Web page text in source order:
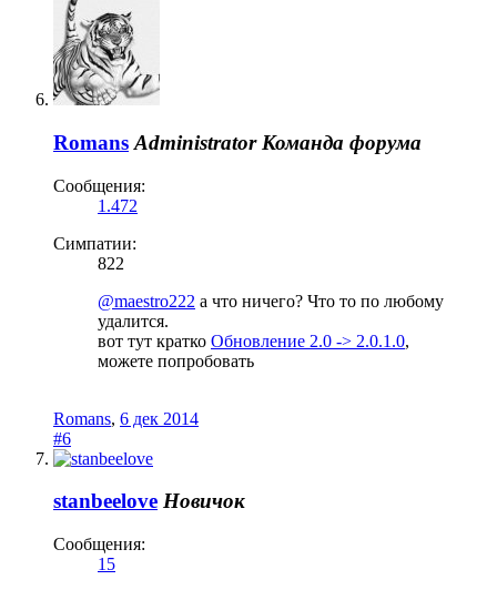
Romans Administrator Команда форума
Сообщения:
1.472
Симпатии:
822
@maestro222 а что ничего? Что то по любому
удалится.
вот тут кратко Обновление 2.0 -> 2.0.1.0,
можете попробовать
Romans, 6 дек 2014
#6
stanbeelove Новичок
Сообщения:
15